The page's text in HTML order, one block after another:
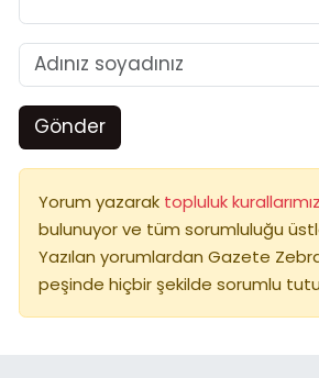
Gönder
Yorum yazarak topluluk
bulunuyor ve tüm sorumluluğu
Yazılan yorumlardan Gazete
peşinde hiçbir şekilde sorumlu